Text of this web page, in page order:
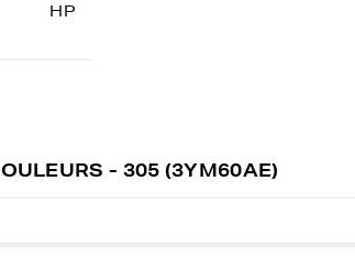
HP
- 305 (3YM60AE)